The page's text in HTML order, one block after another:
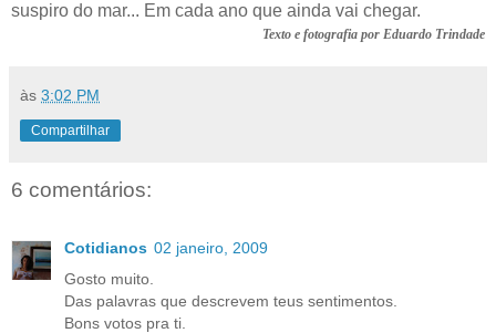
suspiro do mar... Em cada ano que ainda vai chegar.
Texto e fotografia por Eduardo Trindade
às 3:02 PM
Compartilhar
6 comentários:
Cotidianos 02 janeiro, 2009
Gosto muito.
Das palavras que descrevem teus sentimentos.
Bons votos pra ti.